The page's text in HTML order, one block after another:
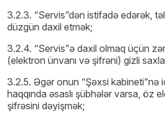
3.2.3. “Servis”dən istifadə edərək,
düzgün daxil etmək;
3.2.4. “Servis”ə daxil olmaq üçün
(elektron ünvanı və şifrəni) gizli
3.2.5. Əgər onun “Şəxsi kabineti”nə
haqqında əsaslı şübhələr varsa, öz
şifrəsini dəyişmək;